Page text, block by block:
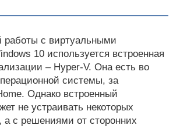
работы с виртуальными
10 используется встроенная
– Hyper-V. Она есть во
системы, за
Однако встроенный
не устраивать некоторых
а с решениями от сторонних